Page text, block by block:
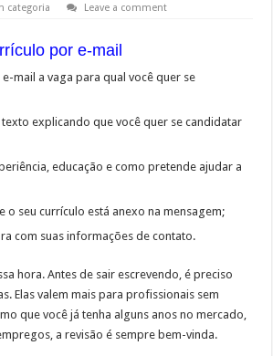
categoria Leave a comment
por e-mail
mail a vaga para qual você quer se
explicando que você quer se candidatar
educação e como pretende ajudar a
o seu currículo está anexo na mensagem;
com suas informações de contato.
hora. Antes de sair escrevendo, é preciso
Elas valem mais para profissionais sem
que você já tenha alguns anos no mercado,
a revisão é sempre bem-vinda.